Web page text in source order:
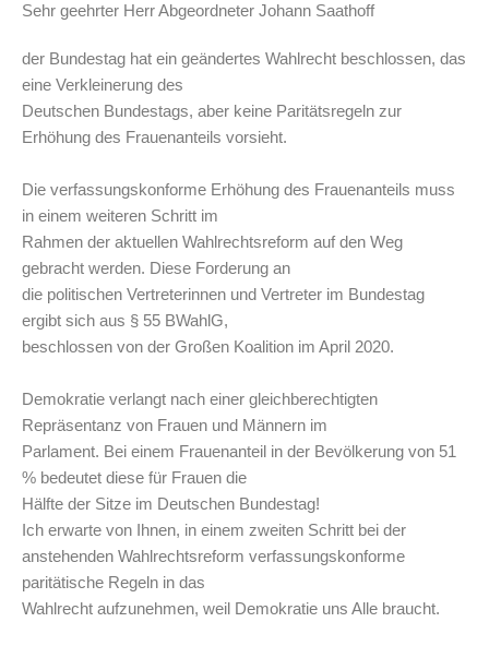
Sehr geehrter Herr Abgeordneter Johann Saathoff
der Bundestag hat ein geändertes Wahlrecht beschlossen, das
eine Verkleinerung des
Deutschen Bundestags, aber keine Paritätsregeln zur
Erhöhung des Frauenanteils vorsieht.
Die verfassungskonforme Erhöhung des Frauenanteils muss
in einem weiteren Schritt im
Rahmen der aktuellen Wahlrechtsreform auf den Weg
gebracht werden. Diese Forderung an
die politischen Vertreterinnen und Vertreter im Bundestag
ergibt sich aus § 55 BWahlG,
beschlossen von der Großen Koalition im April 2020.
Demokratie verlangt nach einer gleichberechtigten
Repräsentanz von Frauen und Männern im
Parlament. Bei einem Frauenanteil in der Bevölkerung von 51
% bedeutet diese für Frauen die
Hälfte der Sitze im Deutschen Bundestag!
Ich erwarte von Ihnen, in einem zweiten Schritt bei der
anstehenden Wahlrechtsreform verfassungskonforme
paritätische Regeln in das
Wahlrecht aufzunehmen, weil Demokratie uns Alle braucht.